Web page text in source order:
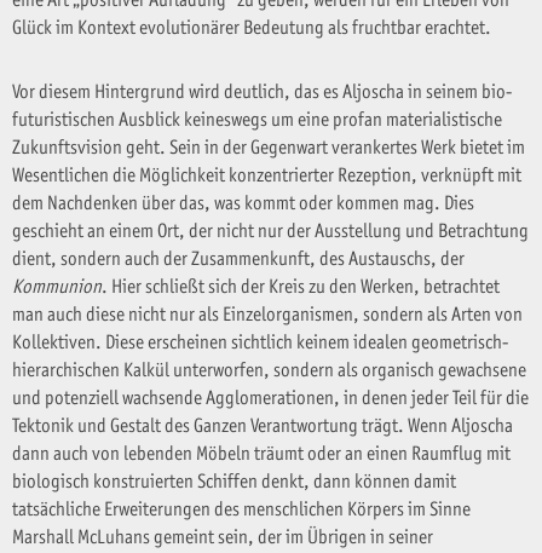
Glück im Kontext evolutionärer Bedeutung als fruchtbar erachtet.
Vor diesem Hintergrund wird deutlich, das es Aljoscha in seinem bio-
futuristischen Ausblick keineswegs um eine profan materialistische
Zukunftsvision geht. Sein in der Gegenwart verankertes Werk bietet im
Wesentlichen die Möglichkeit konzentrierter Rezeption, verknüpft mit
dem Nachdenken über das, was kommt oder kommen mag. Dies
geschieht an einem Ort, der nicht nur der Ausstellung und Betrachtung
dient, sondern auch der Zusammenkunft, des Austauschs, der
Kommunion. Hier schließt sich der Kreis zu den Werken, betrachtet
man auch diese nicht nur als Einzelorganismen, sondern als Arten von
Kollektiven. Diese erscheinen sichtlich keinem idealen geometrisch-
hierarchischen Kalkül unterworfen, sondern als organisch gewachsene
und potenziell wachsende Agglomerationen, in denen jeder Teil für die
Tektonik und Gestalt des Ganzen Verantwortung trägt. Wenn Aljoscha
dann auch von lebenden Möbeln träumt oder an einen Raumflug mit
biologisch konstruierten Schiffen denkt, dann können damit
tatsächliche Erweiterungen des menschlichen Körpers im Sinne
Marshall McLuhans gemeint sein, der im Übrigen in seiner